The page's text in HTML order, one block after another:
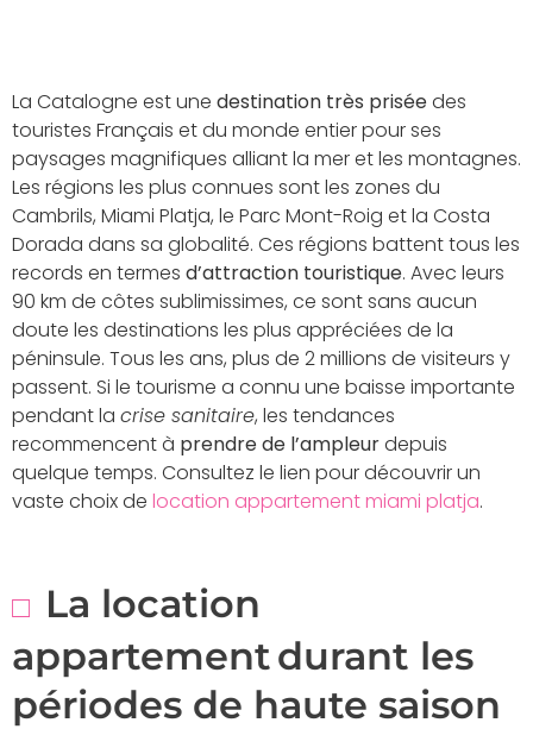
La Catalogne est une destination très priséedes
touristes Français et du monde entier pour ses
paysages magnifiques alliant la mer et les montagnes.
Les régions les plus connues sont les zones du
Cambrils, Miami Platja, le Parc Mont-Roig et la Costa
Dorada dans sa globalité. Ces régions battent tous les
records en termes d’attraction touristique. Avec leurs
90 km de côtes sublimissimes, ce sont sans aucun
doute les destinations les plus appréciées de la
péninsule. Tous les ans, plus de 2 millions de visiteurs y
passent. Si le tourisme a connu une baisse importante
pendant la crise sanitaire, les tendances
recommencent à prendre de l’ampleurdepuis
quelque temps. Consultez le lien pour découvrir un
vaste choix de location appartement miami platja.
La location
appartement durant les
périodes de haute saison